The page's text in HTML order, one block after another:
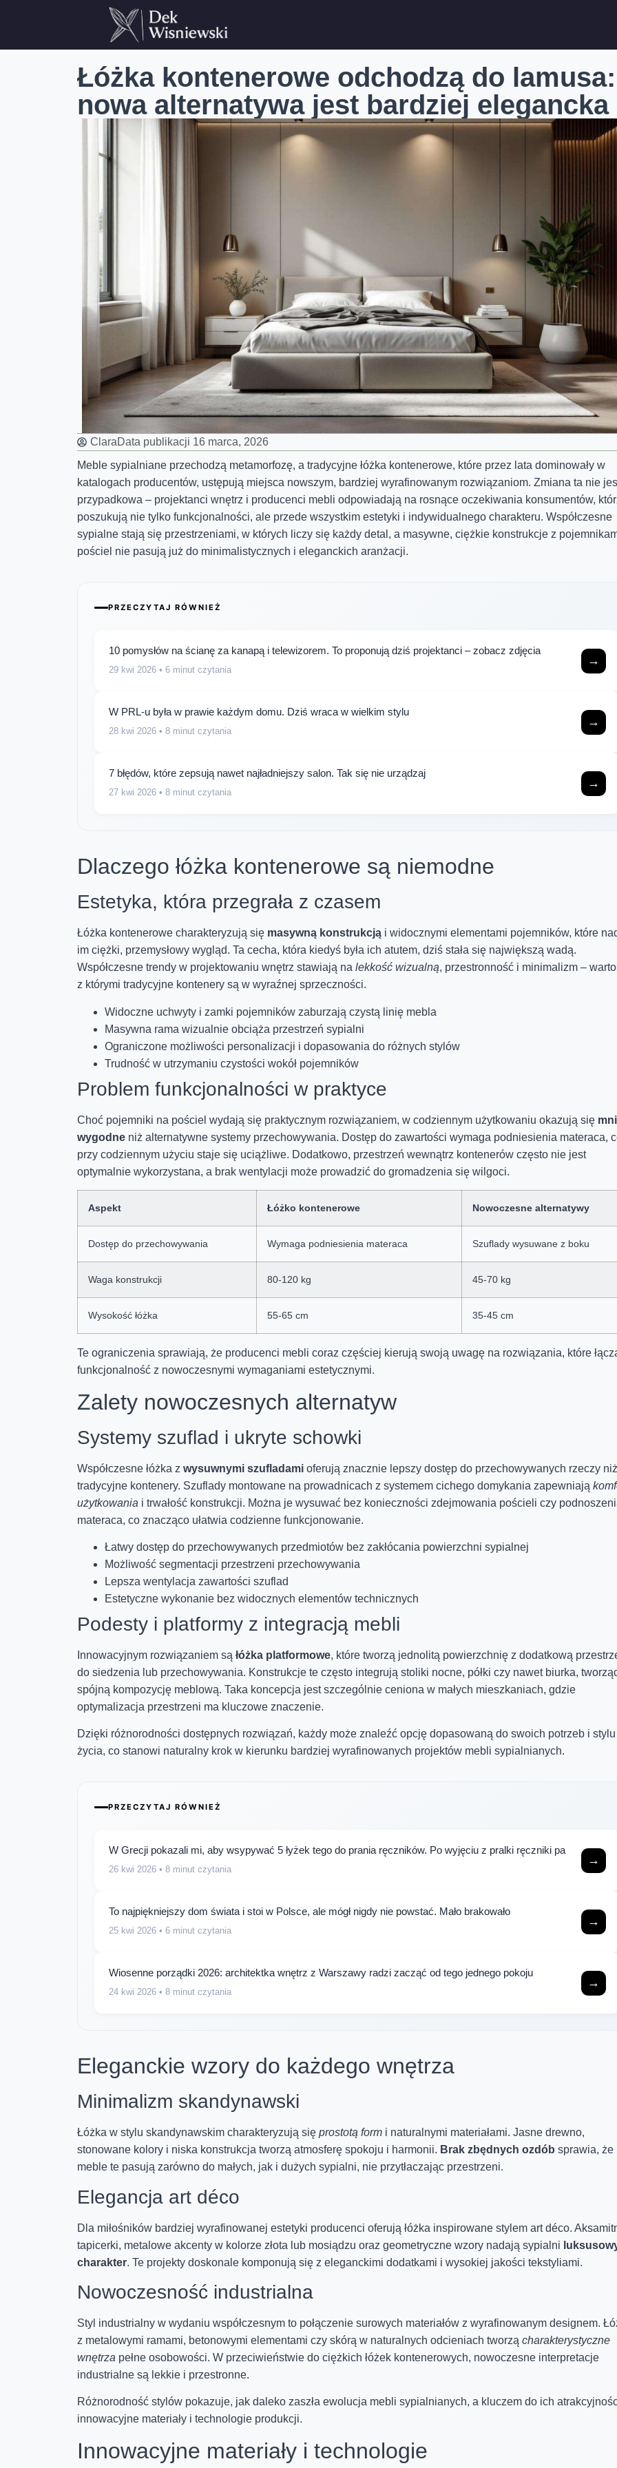
Łóżka kontenerowe odchodzą do lamusa:
nowa alternatywa jest bardziej elegancka
ClaraData publikacji 16 marca, 2026
Meble sypialniane przechodzą metamorfozę, a tradycyjne łóżka kontenerowe, które przez lata dominowały w
katalogach producentów, ustępują miejsca nowszym, bardziej wyrafinowanym rozwiązaniom. Zmiana ta nie
przypadkowa – projektanci wnętrz i producenci mebli odpowiadają na rosnące oczekiwania konsumentów,
poszukują nie tylko funkcjonalności, ale przede wszystkim estetyki i indywidualnego charakteru. Współczesne
sypialne stają się przestrzeniami, w których liczy się każdy detal, a masywne, ciężkie konstrukcje z
pościel nie pasują już do minimalistycznych i eleganckich aranżacji.
PRZECZYTAJ RÓWNIEŻ
10 pomysłów na ścianę za kanapą i telewizorem. To proponują dziś projektanci – zobacz zdjęcia
29 kwi 2026 • 6 minut czytania
→
W PRL-u była w prawie każdym domu. Dziś wraca w wielkim stylu
28 kwi 2026 • 8 minut czytania
→
7 błędów, które zepsują nawet najładniejszy salon. Tak się nie urządzaj
27 kwi 2026 • 8 minut czytania
→
Dlaczego łóżka kontenerowe są niemodne
Estetyka, która przegrała z czasem
Łóżka kontenerowe charakteryzują się masywną konstrukcją i widocznymi elementami pojemników, które
im ciężki, przemysłowy wygląd. Ta cecha, która kiedyś była ich atutem, dziś stała się największą wadą.
Współczesne trendy w projektowaniu wnętrz stawiają na lekkość wizualną, przestronność i minimalizm –
z którymi tradycyjne kontenery są w wyraźnej sprzeczności.
Widoczne uchwyty i zamki pojemników zaburzają czystą linię mebla
Masywna rama wizualnie obciąża przestrzeń sypialni
Ograniczone możliwości personalizacji i dopasowania do różnych stylów
Trudność w utrzymaniu czystości wokół pojemników
Problem funkcjonalności w praktyce
Choć pojemniki na pościel wydają się praktycznym rozwiązaniem, w codziennym użytkowaniu okazują się
wygodne niż alternatywne systemy przechowywania. Dostęp do zawartości wymaga podniesienia materaca,
przy codziennym użyciu staje się uciążliwe. Dodatkowo, przestrzeń wewnątrz kontenerów często nie jest
optymalnie wykorzystana, a brak wentylacji może prowadzić do gromadzenia się wilgoci.
Aspekt Łóżko kontenerowe Nowoczesne alternatywy
Dostęp do przechowywania Wymaga podniesienia materaca Szuflady wysuwane z boku
Waga konstrukcji 80-120 kg 45-70 kg
Wysokość łóżka 55-65 cm 35-45 cm
Te ograniczenia sprawiają, że producenci mebli coraz częściej kierują swoją uwagę na rozwiązania, które
funkcjonalność z nowoczesnymi wymaganiami estetycznymi.
Zalety nowoczesnych alternatyw
Systemy szuflad i ukryte schowki
Współczesne łóżka z wysuwnymi szufladami oferują znacznie lepszy dostęp do przechowywanych rzeczy niż
tradycyjne kontenery. Szuflady montowane na prowadnicach z systemem cichego domykania zapewniają
użytkowania i trwałość konstrukcji. Można je wysuwać bez konieczności zdejmowania pościeli czy
materaca, co znacząco ułatwia codzienne funkcjonowanie.
Łatwy dostęp do przechowywanych przedmiotów bez zakłócania powierzchni sypialnej
Możliwość segmentacji przestrzeni przechowywania
Lepsza wentylacja zawartości szuflad
Estetyczne wykonanie bez widocznych elementów technicznych
Podesty i platformy z integracją mebli
Innowacyjnym rozwiązaniem są łóżka platformowe, które tworzą jednolitą powierzchnię z dodatkową
do siedzenia lub przechowywania. Konstrukcje te często integrują stoliki nocne, półki czy nawet biurka,
spójną kompozycję meblową. Taka koncepcja jest szczególnie ceniona w małych mieszkaniach, gdzie
optymalizacja przestrzeni ma kluczowe znaczenie.
Dzięki różnorodności dostępnych rozwiązań, każdy może znaleźć opcję dopasowaną do swoich potrzeb i stylu
życia, co stanowi naturalny krok w kierunku bardziej wyrafinowanych projektów mebli sypialnianych.
PRZECZYTAJ RÓWNIEŻ
W Grecji pokazali mi, aby wsypywać 5 łyżek tego do prania ręczników. Po wyjęciu z pralki ręczniki pa
26 kwi 2026 • 8 minut czytania
→
To najpiękniejszy dom świata i stoi w Polsce, ale mógł nigdy nie powstać. Mało brakowało
25 kwi 2026 • 6 minut czytania
→
Wiosenne porządki 2026: architektka wnętrz z Warszawy radzi zacząć od tego jednego pokoju
24 kwi 2026 • 8 minut czytania
→
Eleganckie wzory do każdego wnętrza
Minimalizm skandynawski
Łóżka w stylu skandynawskim charakteryzują się prostotą form i naturalnymi materiałami. Jasne drewno,
stonowane kolory i niska konstrukcja tworzą atmosferę spokoju i harmonii. Brak zbędnych ozdób sprawia, że
meble te pasują zarówno do małych, jak i dużych sypialni, nie przytłaczając przestrzeni.
Elegancja art déco
Dla miłośników bardziej wyrafinowanej estetyki producenci oferują łóżka inspirowane stylem art déco.
tapicerki, metalowe akcenty w kolorze złota lub mosiądzu oraz geometryczne wzory nadają sypialni
charakter. Te projekty doskonale komponują się z eleganckimi dodatkami i wysokiej jakości tekstyliami.
Nowoczesność industrialna
Styl industrialny w wydaniu współczesnym to połączenie surowych materiałów z wyrafinowanym designem.
z metalowymi ramami, betonowymi elementami czy skórą w naturalnych odcieniach tworzą charakterystyczne
wnętrza pełne osobowości. W przeciwieństwie do ciężkich łóżek kontenerowych, nowoczesne interpretacje
industrialne są lekkie i przestronne.
Różnorodność stylów pokazuje, jak daleko zaszła ewolucja mebli sypialnianych, a kluczem do ich
innowacyjne materiały i technologie produkcji.
Innowacyjne materiały i technologie